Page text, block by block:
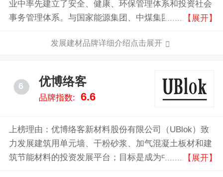
业中率先建立了安全、健康、环保管理体系和投资社会
事务管理体系。与国家能源集团、中煤集团、 晋能控
建立了长期合作关系 ，为公司的持续发展奠定良好基
【展开】
发展建材品牌详细介绍点击展开
6 优博络客
品牌指数: 6.6
上榜理由：优博络客新材料股份有限公司（UBlok）致
力发展建筑用单元墙、干粉砂浆、加气混凝土板材和建
筑节能材料的投资发展平台；目标是成为中国规模大、
【展开】